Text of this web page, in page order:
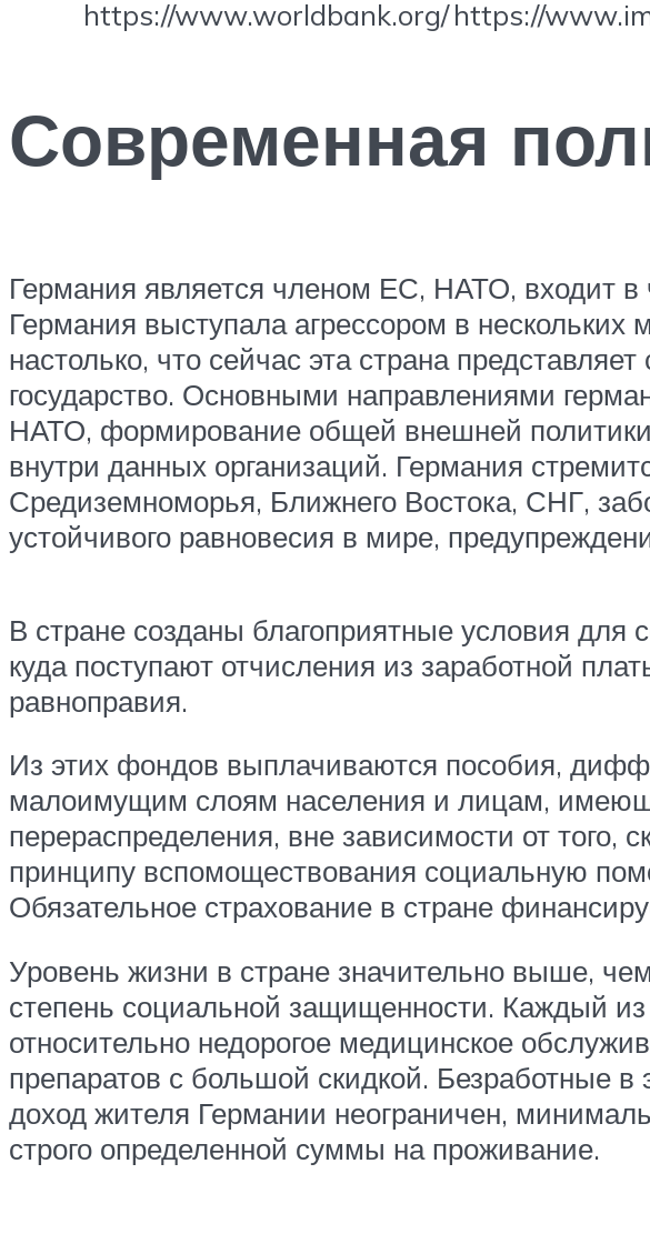
https://www.worldbank.org/https://
Современная
Германия является членом ЕС, НАТО, входит
Германия выступала агрессором в
настолько, что сейчас эта страна
государство. Основными направлениями
НАТО, формирование общей внешней
внутри данных организаций. Германия
Средиземноморья, Ближнего Востока, СНГ,
устойчивого равновесия в мире,
В стране созданы благоприятные условия
куда поступают отчисления из заработной
равноправия.
Из этих фондов выплачиваются пособия,
малоимущим слоям населения и лицам,
перераспределения, вне зависимости от того,
принципу вспомоществования социальную
Обязательное страхование в стране
Уровень жизни в стране значительно выше,
степень социальной защищенности. Каждый
относительно недорогое медицинское
препаратов с большой скидкой. Безработные
доход жителя Германии неограничен,
строго определенной суммы на проживание.